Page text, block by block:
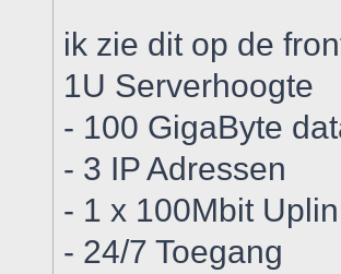
ik zie dit op de
1U Serverhoogte
- 100 GigaByte
- 3 IP Adressen
- 1 x 100Mbit
- 24/7 Toegang